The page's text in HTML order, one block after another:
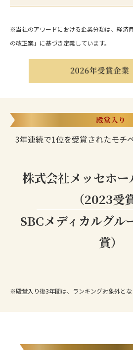
※当社のアワードにおける企業分類は、経済
の改正案」に基づき定義しています。
3年連続で1位を受賞されたモチ
株式会社メッセホー
（2023受
SBCメディカルグル
賞）
※殿堂入り後3年間は、ランキング対象外とな